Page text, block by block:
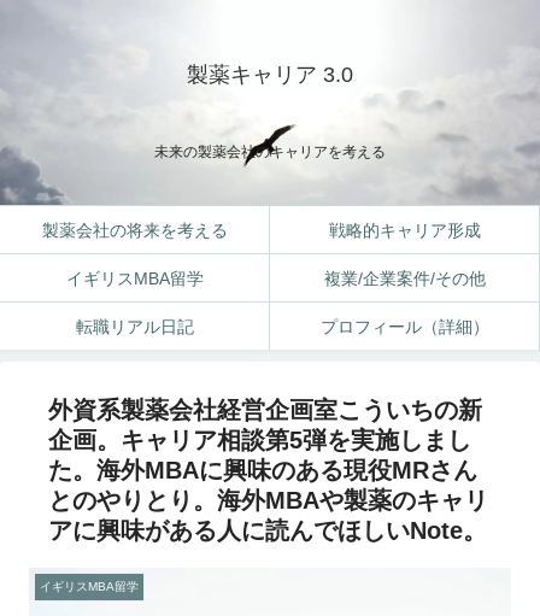
製薬キャリア 3.0
未来の製薬会社のキャリアを考える
製薬会社の将来を考える 戦略的キャリア形成
イギリスMBA留学 複業/企業案件/その他
転職リアル日記 プロフィール（詳細）
外資系製薬会社経営企画室こういちの新
企画。キャリア相談第5弾を実施しまし
た。海外MBAに興味のある現役MRさん
とのやりとり。海外MBAや製薬のキャリ
アに興味がある人に読んでほしいNote。
イギリスMBA留学